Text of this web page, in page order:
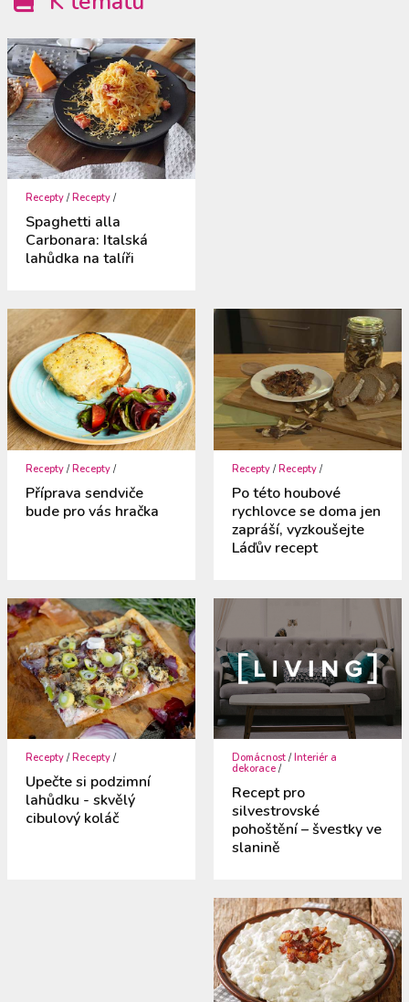
Recepty /Recepty /
Spaghetti alla
Carbonara: Italská
lahůdka na talíři
Recepty / Recepty /
Příprava sendviče
bude pro vás hračka
Recepty / Recepty /
Po této houbové
rychlovce se doma jen
zapráší, vyzkoušejte
Láďův recept
Recepty /Recepty /
Upečte si podzimní
lahůdku - skvělý
cibulový koláč
Domácnost /Interiér a
dekorace /
Recept pro
silvestrovské
pohoštění – švestky ve
slanině